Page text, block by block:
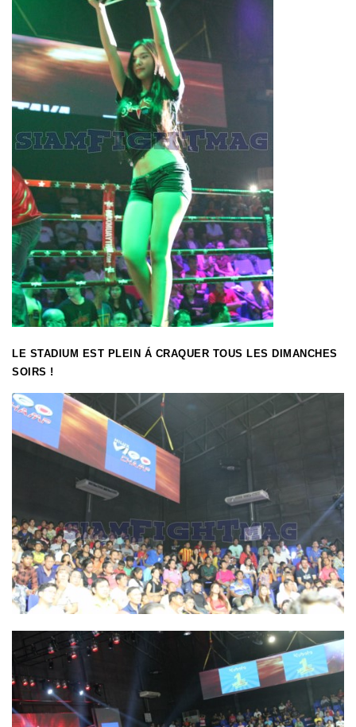
LE STADIUM EST PLEIN Á CRAQUER TOUS LES DIMANCHES
SOIRS !